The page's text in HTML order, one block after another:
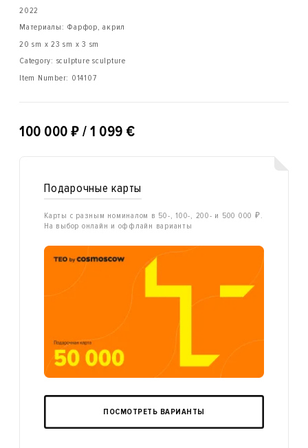
2022
Материалы: Фарфор, акрил
20 sm x 23 sm x 3 sm
Category: sculpture sculpture
Item Number: 014107
100 000 ₽ / 1 099 €
Подарочные карты
Карты с разным номиналом в 50-, 100-, 200- и 500 000 ₽.
На выбор онлайн и оффлайн варианты
ПОСМОТРЕТЬ ВАРИАНТЫ